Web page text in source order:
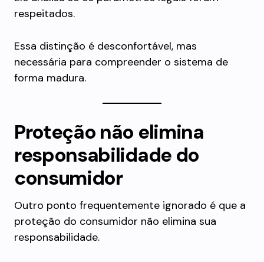
respeitados.
Essa distinção é desconfortável, mas
necessária para compreender o sistema de
forma madura.
Proteção não elimina
responsabilidade do
consumidor
Outro ponto frequentemente ignorado é que a
proteção do consumidor não elimina sua
responsabilidade.